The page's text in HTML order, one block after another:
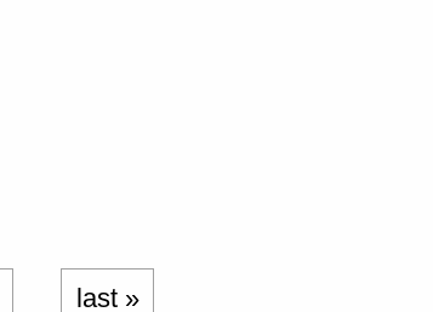
last »